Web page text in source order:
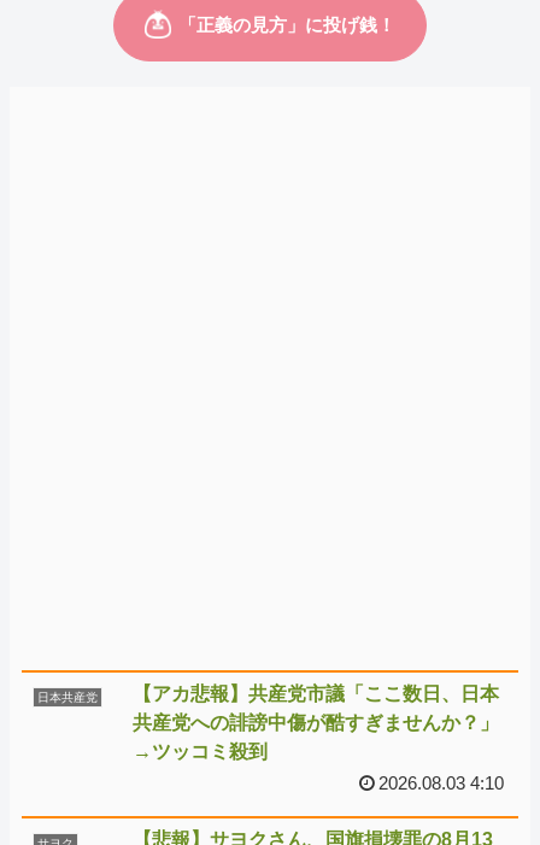
日本共産党
【アカ悲報】共産党市議「ここ数日、日本
共産党への誹謗中傷が酷すぎませんか？」
→ツッコミ殺到
2026.08.03 4:10
【悲報】サヨクさん、国旗損壊罪の8月13